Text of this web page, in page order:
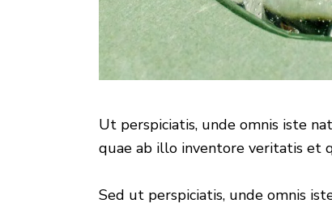
Ut perspiciatis, unde omnis iste
quae ab illo inventore veritatis et
Sed ut perspiciatis, unde omnis